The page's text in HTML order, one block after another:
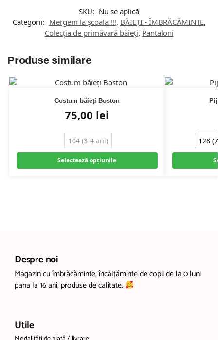
SKU: Nu se aplică
Categorii: Mergem la școala !!!, BĂIEȚI - ÎMBRĂCĂMINTE,
Colecția de primăvară băieți, Pantaloni
Produse similare
Costum băieți Boston
75,00 lei
104 (3-4 ani)
Selectează opțiunile
128
Despre noi
Magazin cu îmbrăcăminte, încălțăminte de copii de la 0 luni
pana la 16 ani, produse de calitate.
Utile